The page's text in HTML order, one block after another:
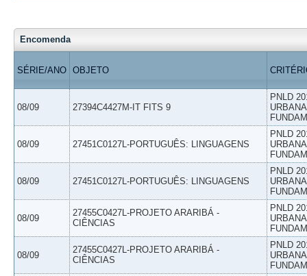
Encomenda
SÉRIE/ANO OBJETO
08/09 27394C4427M-IT FITS 9
PNLD
08/09 27451C0127L-PORTUGUÊS: LINGUAGENS
PNLD
08/09 27451C0127L-PORTUGUÊS: LINGUAGENS
PNLD
08/09
27455C0427L-PROJETO ARARIBÁ -
CIÊNCIAS
PNLD
08/09
27455C0427L-PROJETO ARARIBÁ -
CIÊNCIAS
PNLD